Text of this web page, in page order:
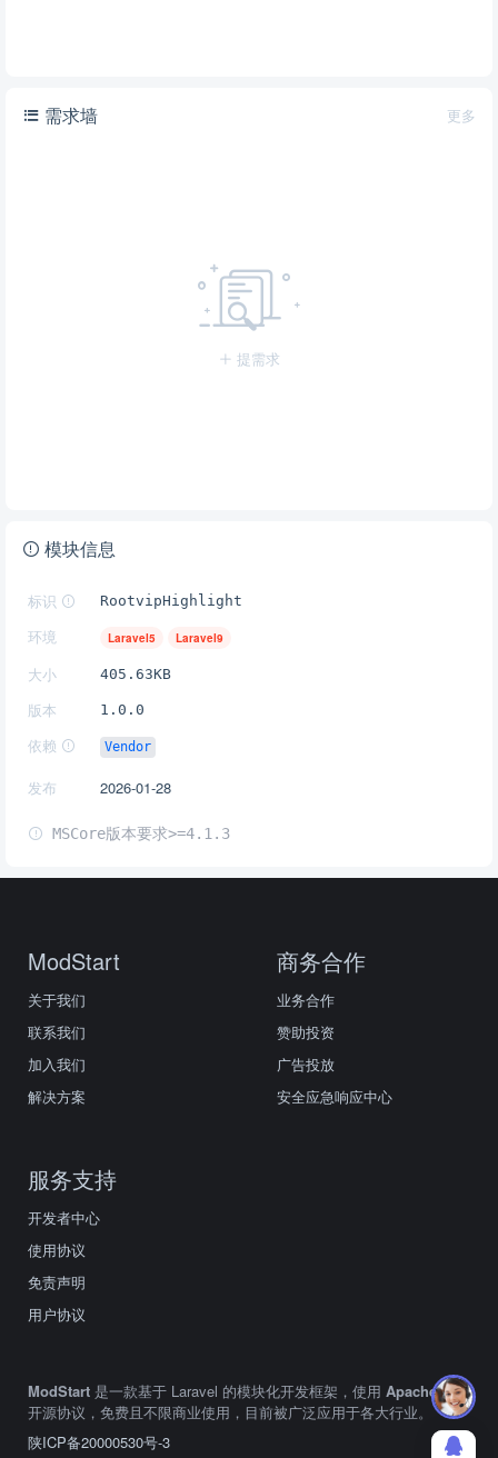
更多
需求墙
提需求
模块信息
标识 RootvipHighlight
环境 Laravel5 Laravel9
大小 405.63KB
版本 1.0.0
依赖 Vendor
发布 2026-01-28
MSCore版本要求>=4.1.3
ModStart
关于我们
联系我们
加入我们
解决方案
商务合作
业务合作
赞助投资
广告投放
安全应急响应中心
服务支持
开发者中心
使用协议
免责声明
用户协议
ModStart 是一款基于 Laravel 的模块化开发框架，使用 Apache2.0
开源协议，免费且不限商业使用，目前被广泛应用于各大行业。
陕ICP备20000530号-3